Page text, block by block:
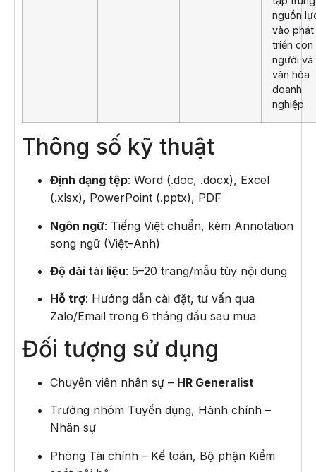
nguồn
vào phát
triển con
người và
văn hóa
doanh
nghiệp.
Thông số kỹ thuật
Định dạng tệp: Word (.doc, .docx), Excel
(.xlsx), PowerPoint (.pptx), PDF
Ngôn ngữ: Tiếng Việt chuẩn, kèm Annotation
song ngữ (Việt–Anh)
Độ dài tài liệu: 5–20 trang/mẫu tùy nội dung
Hỗ trợ: Hướng dẫn cài đặt, tư vấn qua
Zalo/Email trong 6 tháng đầu sau mua
Đối tượng sử dụng
Chuyên viên nhân sự – HR Generalist
Trưởng nhóm Tuyển dụng, Hành chính –
Nhân sự
Phòng Tài chính – Kế toán, Bộ phận Kiểm